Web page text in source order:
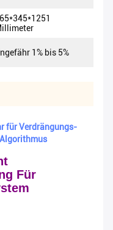
1% bis 5%
für Verdrängungs-
Für